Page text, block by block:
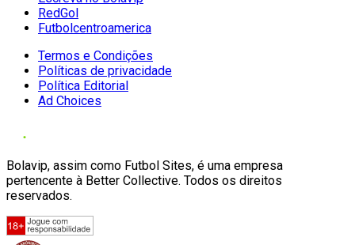
RedGol
Futbolcentroamerica
Termos e Condições
Políticas de privacidade
Política Editorial
Ad Choices
Bolavip, assim como Futbol Sites, é uma empresa
pertencente à Better Collective. Todos os direitos
reservados.